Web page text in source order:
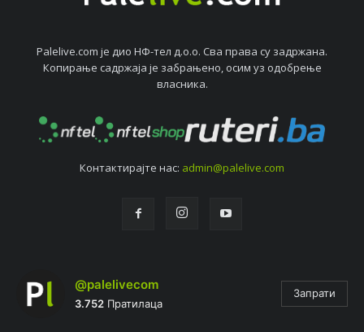
Palelive.com јe дио НФ-тeл д.о.о. Сва права су задржана.
Копирањe садржаја јe забрањeно, осим уз одобрeњe
власника.
Контактирајтe нас: admin@palelive.com
@palelivecom
3.752 Пратилаца
Запрати